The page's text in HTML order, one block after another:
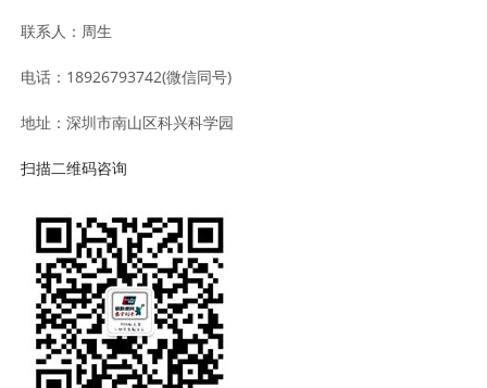
联系人：周生
电话：18926793742(微信同号)
地址：深圳市南山区科兴科学园
扫描二维码咨询